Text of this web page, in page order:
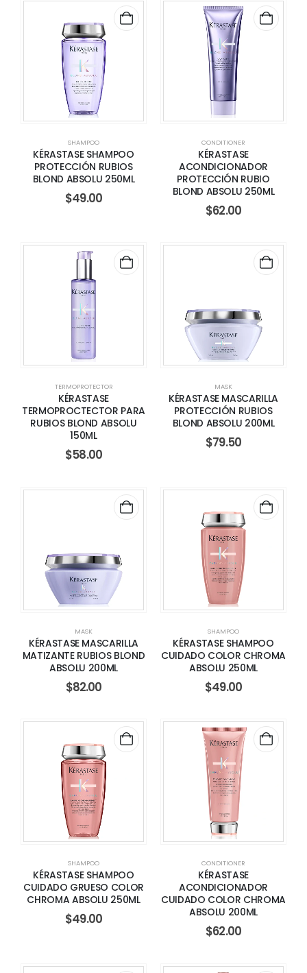
SHAMPOO
KÉRASTASE SHAMPOO
PROTECCIÓN RUBIOS
BLOND ABSOLU 250ML
$49.00
CONDITIONER
KÉRASTASE
ACONDICIONADOR
PROTECCIÓN RUBIO
BLOND ABSOLU 250ML
$62.00
TERMOPROTECTOR
KÉRASTASE
TERMOPROCTECTOR PARA
RUBIOS BLOND ABSOLU
150ML
$58.00
MASK
KÉRASTASE MASCARILLA
PROTECCIÓN RUBIOS
BLOND ABSOLU 200ML
$79.50
MASK
KÉRASTASE MASCARILLA
MATIZANTE RUBIOS BLOND
ABSOLU 200ML
$82.00
SHAMPOO
KÉRASTASE SHAMPOO
CUIDADO COLOR CHROMA
ABSOLU 250ML
$49.00
SHAMPOO
KÉRASTASE SHAMPOO
CUIDADO GRUESO COLOR
CHROMA ABSOLU 250ML
$49.00
CONDITIONER
KÉRASTASE
ACONDICIONADOR
CUIDADO COLOR CHROMA
ABSOLU 200ML
$62.00